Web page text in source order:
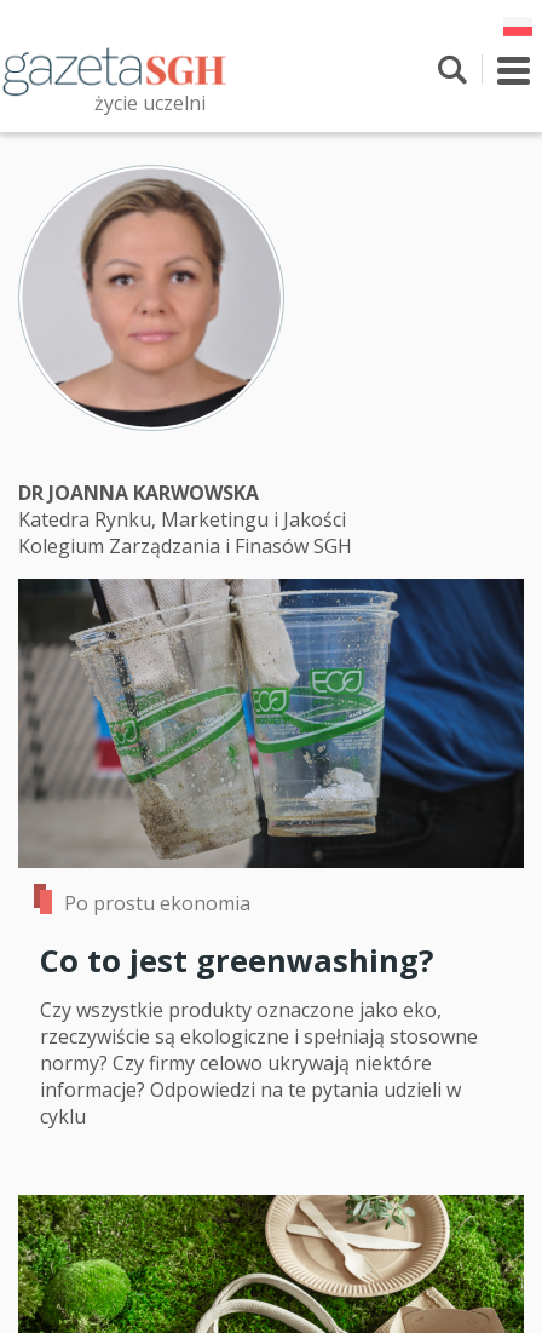
treści
życie uczelni
DR JOANNA KARWOWSKA
Katedra Rynku, Marketingu i Jakości
Kolegium Zarządzania i Finasów SGH
Po prostu ekonomia
Co to jest greenwashing?
Czy wszystkie produkty oznaczone jako eko,
rzeczywiście są ekologiczne i spełniają stosowne
normy? Czy firmy celowo ukrywają niektóre
informacje? Odpowiedzi na te pytania udzieli w
cyklu